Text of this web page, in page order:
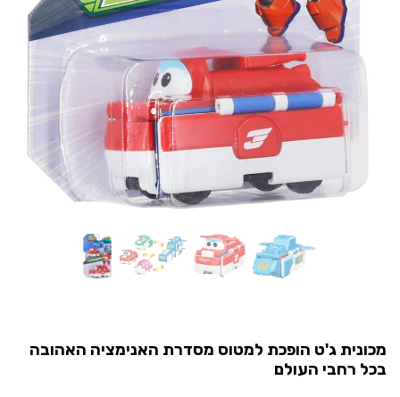
מכונית ג'ט הופכת למטוס מסדרת האנימציה האהובה
בכל רחבי העולם